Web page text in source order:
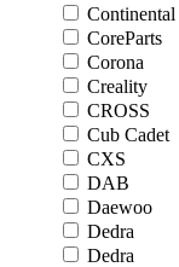
Continental
CoreParts
Corona
Creality
CROSS
Cub Cadet
CXS
DAB
Daewoo
Dedra
Dedra